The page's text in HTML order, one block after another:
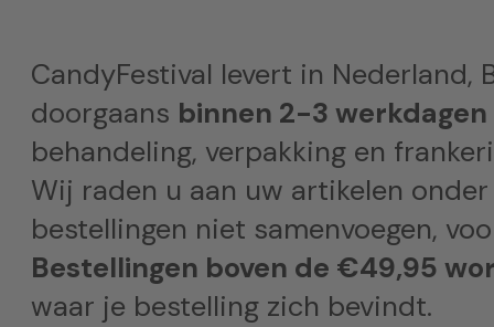
CandyFestival levert in Nederland,
doorgaans binnen 2-3
behandeling, verpakking en
Wij raden u aan uw artikelen
bestellingen niet samenvoegen,
Bestellingen boven de €49,95
waar je bestelling zich bevindt.